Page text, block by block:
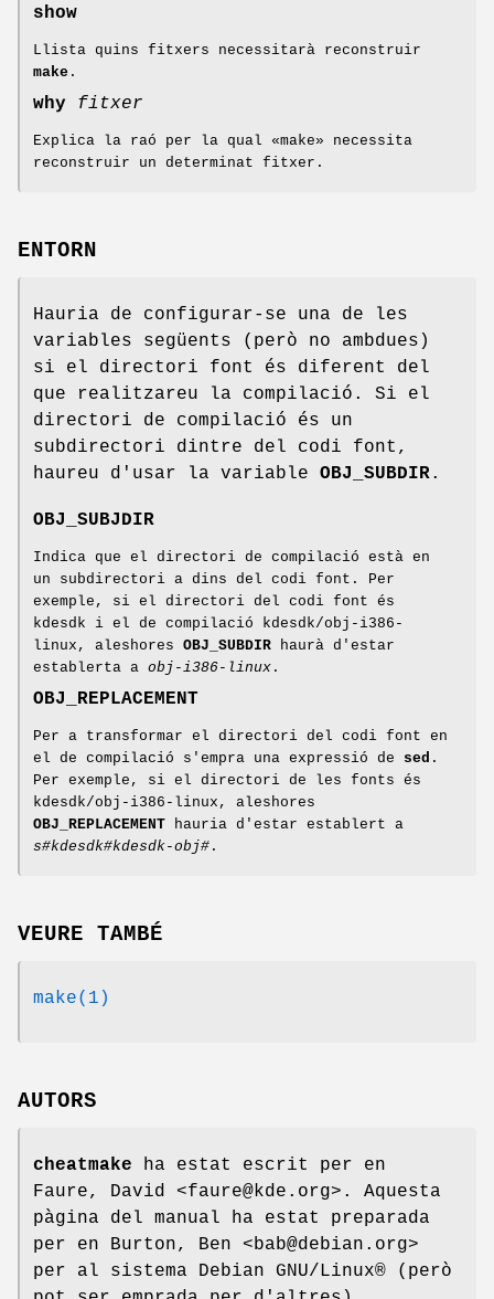
show
Llista quins fitxers necessitarà reconstruir
make .
why fitxer
Explica la raó per la qual «make» necessita
reconstruir un determinat fitxer.
ENTORN
Hauria de configurar-se una de les
variables següents (però no ambdues)
si el directori font és diferent del
que realitzareu la compilació. Si el
directori de compilació és un
subdirectori dintre del codi font,
haureu d'usar la variable OBJ_SUBDIR.
OBJ_SUBJDIR
Indica que el directori de compilació està en
un subdirectori a dins del codi font. Per
exemple, si el directori del codi font és
kdesdk i el de compilació kdesdk/obj-i386-
linux, aleshores OBJ_SUBDIR haurà d'estar
establerta a obj-i386-linux .
OBJ_REPLACEMENT
Per a transformar el directori del codi font en
el de compilació s'empra una expressió de sed .
Per exemple, si el directori de les fonts és
kdesdk/obj-i386-linux, aleshores
OBJ_REPLACEMENT hauria d'estar establert a
s#kdesdk#kdesdk-obj# .
VEURE TAMBÉ
make(1)
AUTORS
cheatmake ha estat escrit per en
Faure, David <faure@kde.org>. Aquesta
pàgina del manual ha estat preparada
per en Burton, Ben <bab@debian.org>
per al sistema Debian GNU/Linux® (però